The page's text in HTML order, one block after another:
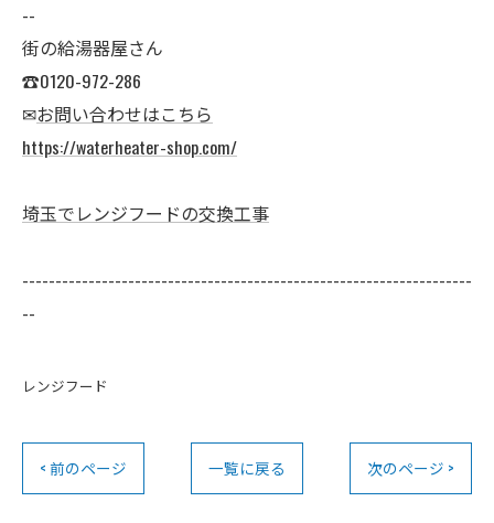
--
街の給湯器屋さん
☎0120-972-286
✉お問い合わせはこちら
https://waterheater-shop.com/
埼玉でレンジフードの交換工事
--------------------------------------------------------------------
--
レンジフード
< 前のページ 一覧に戻る 次のページ >